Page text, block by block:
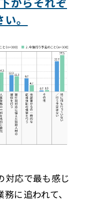
。
対応で最も感じ
に追われて、